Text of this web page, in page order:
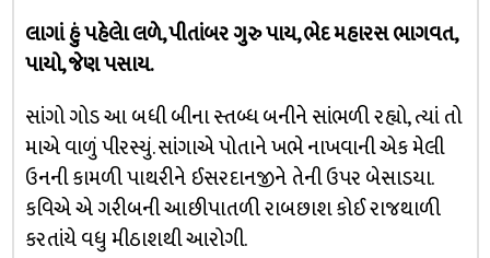
લાગાં હું પહેલેા લળે, પીતાંબર ગુરુ પાય, ભેદ મહારસ ભાગવત,
પાયો, જેણ પસાય.
સાંગો ગોડ આ બધી બીના સ્તબ્ધ બનીને સાંભળી રહ્યો, ત્યાં તો
માએ વાળું પીરસ્યું. સાંગાએ પોતાને ખભે નાખવાની એક મેલી
ઉનની કામળી પાથરીને ઈસરદાનજીને તેની ઉપર બેસાડયા.
કવિએ એ ગરીબની આછીપાતળી રાબછાશ કોઈ રાજથાળી
કરતાંયે વધુ મીઠાશથી આરોગી.